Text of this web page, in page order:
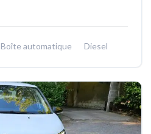
Boîte automatique
Diesel